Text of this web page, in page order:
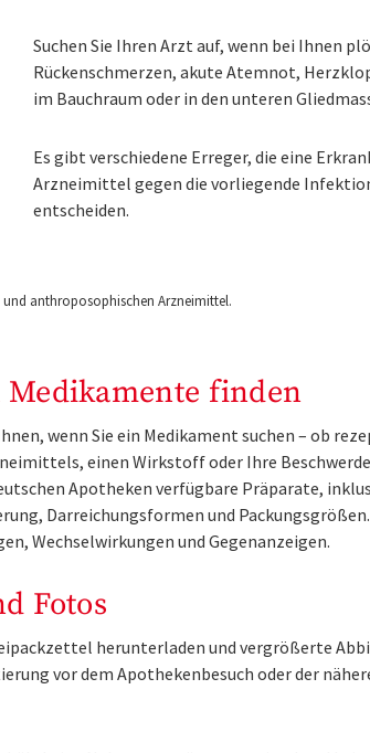
Suchen Sie Ihren Arzt auf, wenn bei Ihnen
Rückenschmerzen, akute Atemnot,
im Bauchraum oder in den unteren
Es gibt verschiedene Erreger, die eine
Arzneimittel gegen die vorliegende
entscheiden.
anthroposophischen Arzneimittel.
finden
wenn Sie ein Medikament suchen – ob
einen Wirkstoff oder Ihre
Apotheken verfügbare Präparate,
Darreichungsformen und
Wechselwirkungen und Gegenanzeigen.
Fotos
herunterladen und vergrößerte
vor dem Apothekenbesuch oder der